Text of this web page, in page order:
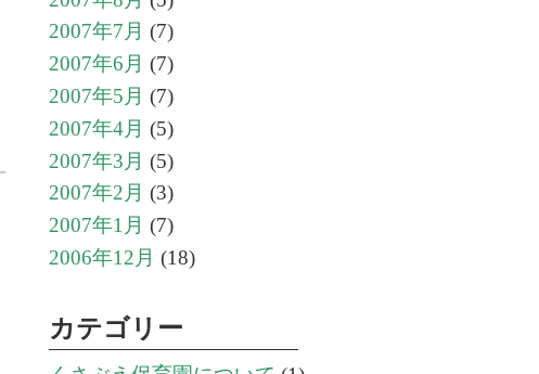
2007年7月 (7)
2007年6月 (7)
2007年5月 (7)
2007年4月 (5)
2007年3月 (5)
2007年2月 (3)
2007年1月 (7)
2006年12月 (18)
カテゴリー